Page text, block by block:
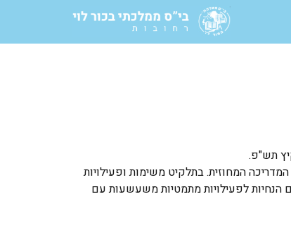
תש"פ.
המחוזית. בתלקיט משימות ופעילויות
לפעילויות מתמטיות משעשעות עם